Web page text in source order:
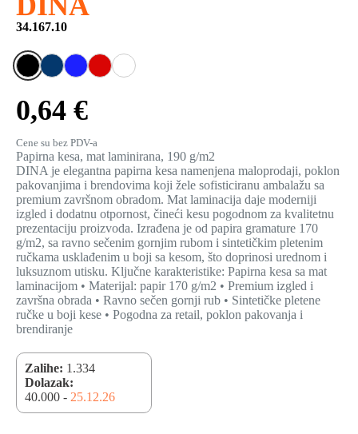
34.167.10
0,64 €
Cene su bez PDV-a
Papirna kesa, mat laminirana, 190 g/m2
DINA je elegantna papirna kesa namenjena maloprodaji, poklon
pakovanjima i brendovima koji žele sofisticiranu ambalažu sa
premium završnom obradom. Mat laminacija daje moderniji
izgled i dodatnu otpornost, čineći kesu pogodnom za kvalitetnu
prezentaciju proizvoda. Izrađena je od papira gramature 170
g/m2, sa ravno sečenim gornjim rubom i sintetičkim pletenim
ručkama usklađenim u boji sa kesom, što doprinosi urednom i
luksuznom utisku. Ključne karakteristike: Papirna kesa sa mat
laminacijom • Materijal: papir 170 g/m2 • Premium izgled i
završna obrada • Ravno sečen gornji rub • Sintetičke pletene
ručke u boji kese • Pogodna za retail, poklon pakovanja i
brendiranje
Zalihe: 1.334
Dolazak:
40.000 - 25.12.26